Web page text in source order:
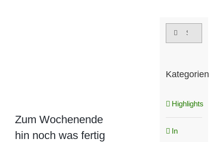
Zum Wochenende
hin noch was fertig
Suche
Kategorien
Highlights
In